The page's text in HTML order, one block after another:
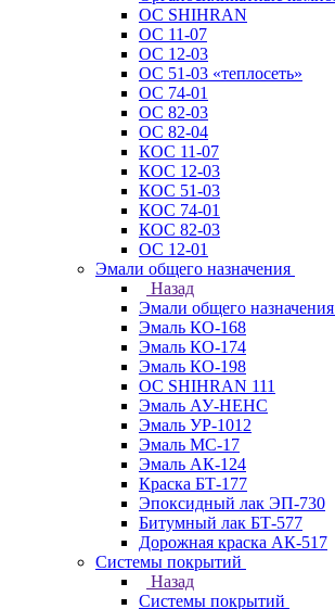
ОС SHIHRAN
ОС 11-07
ОС 12-03
ОС 51-03 «теплосеть»
ОС 74-01
ОС 82-03
ОС 82-04
КОС 11-07
КОС 12-03
КОС 51-03
КОС 74-01
КОС 82-03
ОС 12-01
Эмали общего назначения
Назад
Эмали общего назначения
Эмаль КО-168
Эмаль КО-174
Эмаль КО-198
ОС SHIHRAN 111
Эмаль АУ-НЕНС
Эмаль УР-1012
Эмаль МС-17
Эмаль АК-124
Краска БТ-177
Эпоксидный лак ЭП-730
Битумный лак БТ-577
Дорожная краска АК-517
Системы покрытий
Назад
Системы покрытий